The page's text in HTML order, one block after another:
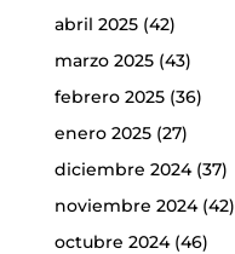
abril 2025(42)
marzo 2025(43)
febrero 2025(36)
enero 2025(27)
diciembre 2024(37)
noviembre 2024(42)
octubre 2024(46)